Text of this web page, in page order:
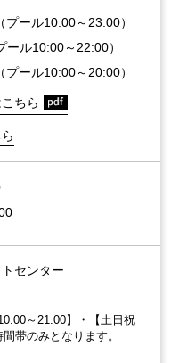
ール10:00～23:00）
ル10:00～22:00）
ール10:00～20:00）
ちら
センター
～21:00】・【土日祝
帯のみとなります。